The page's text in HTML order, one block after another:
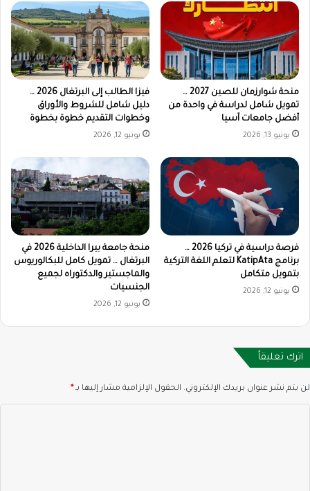
منحة شوارزمان للصين 2027 …
تمويل شامل لدراسة في واحدة من
أفضل جامعات آسيا
يونيو 13, 2026
فيزا الطالب إلى البرتغال 2026 …
دليل شامل للشروط والأوراق
وخطوات التقديم خطوة بخطوة
يونيو 12, 2026
فرصة دراسية في تركيا 2026 …
برنامج KatipAta لتعلم اللغة التركية
بتمويل متكامل
يونيو 12, 2026
منحة جامعة بيرا الداخلية 2026 في
البرتغال … تمويل كامل للبكالوريوس
والماجستير والدكتوراه لجميع
الجنسيات
يونيو 12, 2026
اترك تعليقاً
لن يتم نشر عنوان بريدك الإلكتروني. الحقول الإلزامية مشار إليها بـ*